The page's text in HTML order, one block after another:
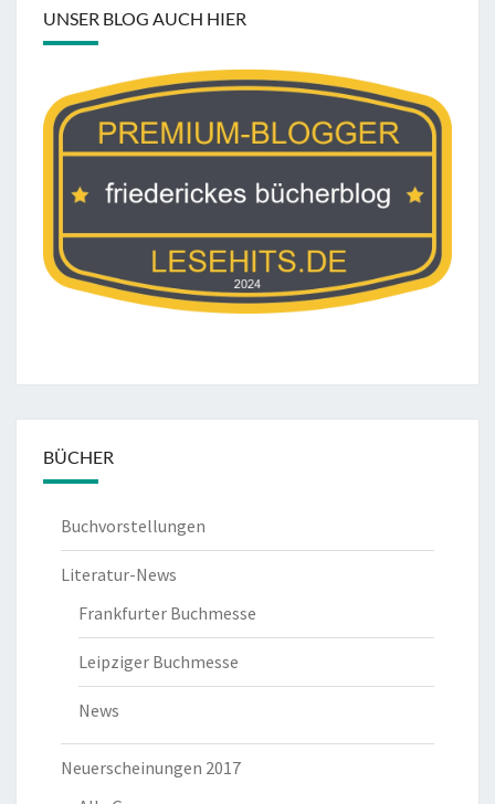
UNSER BLOG AUCH HIER
BÜCHER
Buchvorstellungen
Literatur-News
Frankfurter Buchmesse
Leipziger Buchmesse
News
Neuerscheinungen 2017